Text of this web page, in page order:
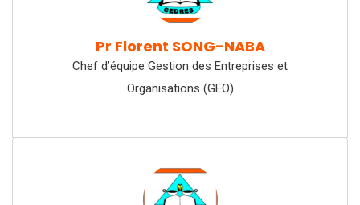
Pr Florent SONG-NABA
Chef d’équipe Gestion des Entreprises et
Organisations (GEO)